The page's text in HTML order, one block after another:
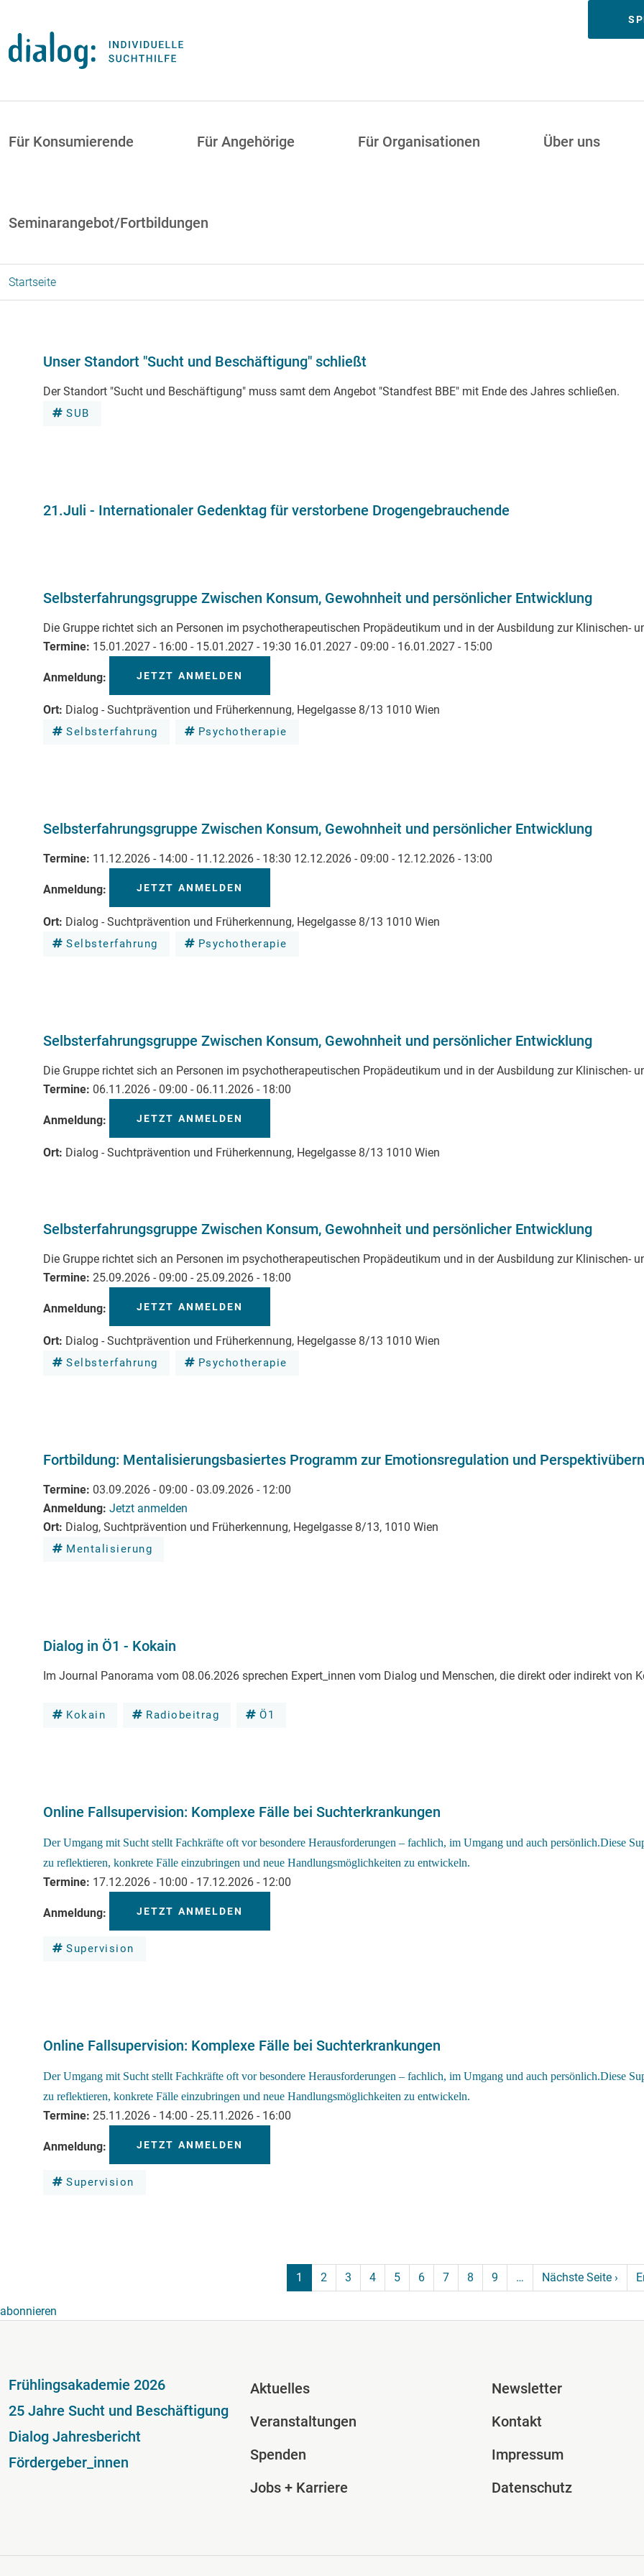
Für Konsumierende Für Angehörige Für Organisationen Über uns
Seminarangebot/Fortbildungen
Startseite
Unser Standort "Sucht und Beschäftigung" schließt
Der Standort "Sucht und Beschäftigung" muss samt dem Angebot "Standfest BBE" mit Ende des Jahres schließen.
SUB
21.Juli - Internationaler Gedenktag für verstorbene Drogengebrauchende
Selbsterfahrungsgruppe Zwischen Konsum, Gewohnheit und persönlicher Entwicklung
Die Gruppe richtet sich an Personen im psychotherapeutischen Propädeutikum und in der Ausbildung zur Klinischen-
Termine 15.01.2027 - 16:00 - 15.01.2027 - 19:30 16.01.2027 - 09:00 - 16.01.2027 - 15:00
Anmeldung JETZT ANMELDEN
Ort Dialog - Suchtprävention und Früherkennung, Hegelgasse 8/13 1010 Wien
Selbsterfahrung Psychotherapie
Selbsterfahrungsgruppe Zwischen Konsum, Gewohnheit und persönlicher Entwicklung
Termine 11.12.2026 - 14:00 - 11.12.2026 - 18:30 12.12.2026 - 09:00 - 12.12.2026 - 13:00
Anmeldung JETZT ANMELDEN
Ort Dialog - Suchtprävention und Früherkennung, Hegelgasse 8/13 1010 Wien
Selbsterfahrung Psychotherapie
Selbsterfahrungsgruppe Zwischen Konsum, Gewohnheit und persönlicher Entwicklung
Die Gruppe richtet sich an Personen im psychotherapeutischen Propädeutikum und in der Ausbildung zur Klinischen-
Termine 06.11.2026 - 09:00 - 06.11.2026 - 18:00
Anmeldung JETZT ANMELDEN
Ort Dialog - Suchtprävention und Früherkennung, Hegelgasse 8/13 1010 Wien
Selbsterfahrungsgruppe Zwischen Konsum, Gewohnheit und persönlicher Entwicklung
Die Gruppe richtet sich an Personen im psychotherapeutischen Propädeutikum und in der Ausbildung zur Klinischen-
Termine 25.09.2026 - 09:00 - 25.09.2026 - 18:00
Anmeldung JETZT ANMELDEN
Ort Dialog - Suchtprävention und Früherkennung, Hegelgasse 8/13 1010 Wien
Selbsterfahrung Psychotherapie
Fortbildung: Mentalisierungsbasiertes Programm zur Emotionsregulation und
Termine 03.09.2026 - 09:00 - 03.09.2026 - 12:00
Anmeldung Jetzt anmelden
Ort Dialog, Suchtprävention und Früherkennung, Hegelgasse 8/13, 1010 Wien
Mentalisierung
Dialog in Ö1 - Kokain
Im Journal Panorama vom 08.06.2026 sprechen Expert_innen vom Dialog und Menschen, die direkt oder indirekt von
Kokain Radiobeitrag Ö1
Online Fallsupervision: Komplexe Fälle bei Suchterkrankungen
Der Umgang mit Sucht stellt Fachkräfte oft vor besondere Herausforderungen – fachlich, im Umgang und auch persönlich.Diese
zu reflektieren, konkrete Fälle einzubringen und neue Handlungsmöglichkeiten zu entwickeln.
Termine 17.12.2026 - 10:00 - 17.12.2026 - 12:00
Anmeldung JETZT ANMELDEN
Supervision
Online Fallsupervision: Komplexe Fälle bei Suchterkrankungen
Der Umgang mit Sucht stellt Fachkräfte oft vor besondere Herausforderungen – fachlich, im Umgang und auch persönlich.Diese
zu reflektieren, konkrete Fälle einzubringen und neue Handlungsmöglichkeiten zu entwickeln.
Termine 25.11.2026 - 14:00 - 25.11.2026 - 16:00
Anmeldung JETZT ANMELDEN
Supervision
1 2 3 4 5 6 7 8 9 … Nächste Seite ›
abonnieren
Fußzeile
Frühlingsakademie 2026
25 Jahre Sucht und Beschäftigung
Dialog Jahresbericht
Fördergeber_innen
Fusszeile Spalte 2
Aktuelles
Veranstaltungen
Spenden
Jobs + Karriere
Fusszeile
Newsletter
Kontakt
Impressum
Datenschutz